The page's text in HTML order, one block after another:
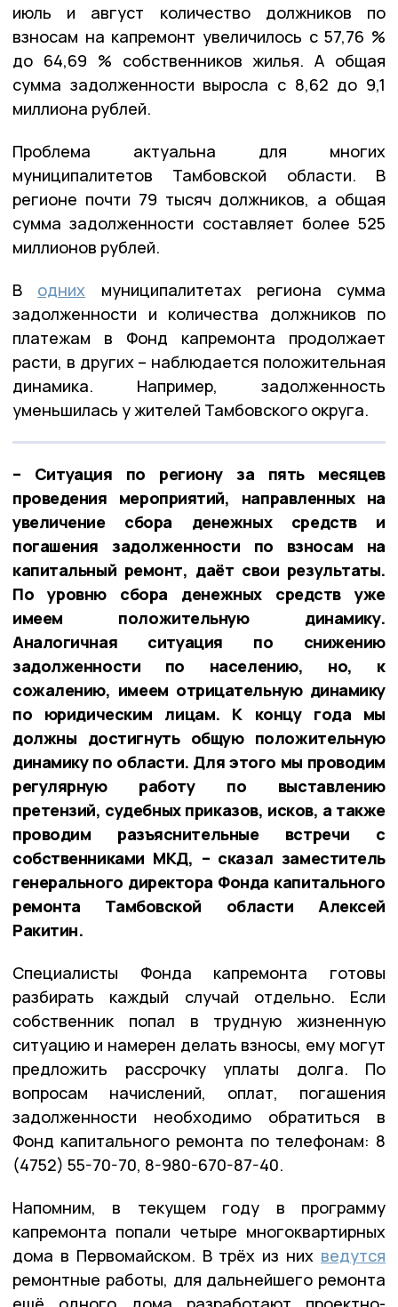
июль и август количество должников по
взносам на капремонт увеличилось с 57,76 %
до 64,69 % собственников жилья. А общая
сумма задолженности выросла с 8,62 до 9,1
миллиона рублей.
Проблема актуальна для многих
муниципалитетов Тамбовской области. В
регионе почти 79 тысяч должников, а общая
сумма задолженности составляет более 525
миллионов рублей.
В одних муниципалитетах региона сумма
задолженности и количества должников по
платежам в Фонд капремонта продолжает
расти, в других – наблюдается положительная
динамика. Например, задолженность
уменьшилась у жителей Тамбовского округа.
– Ситуация по региону за пять месяцев
проведения мероприятий, направленных на
увеличение сбора денежных средств и
погашения задолженности по взносам на
капитальный ремонт, даёт свои результаты.
По уровню сбора денежных средств уже
имеем положительную динамику.
Аналогичная ситуация по снижению
задолженности по населению, но, к
сожалению, имеем отрицательную динамику
по юридическим лицам. К концу года мы
должны достигнуть общую положительную
динамику по области. Для этого мы проводим
регулярную работу по выставлению
претензий, судебных приказов, исков, а также
проводим разъяснительные встречи с
собственниками МКД, – сказал заместитель
генерального директора Фонда капитального
ремонта Тамбовской области Алексей
Ракитин.
Специалисты Фонда капремонта готовы
разбирать каждый случай отдельно. Если
собственник попал в трудную жизненную
ситуацию и намерен делать взносы, ему могут
предложить рассрочку уплаты долга. По
вопросам начислений, оплат, погашения
задолженности необходимо обратиться в
Фонд капитального ремонта по телефонам: 8
(4752) 55-70-70, 8-980-670-87-40.
Напомним, в текущем году в программу
капремонта попали четыре многоквартирных
дома в Первомайском. В трёх из них ведутся
ремонтные работы, для дальнейшего ремонта